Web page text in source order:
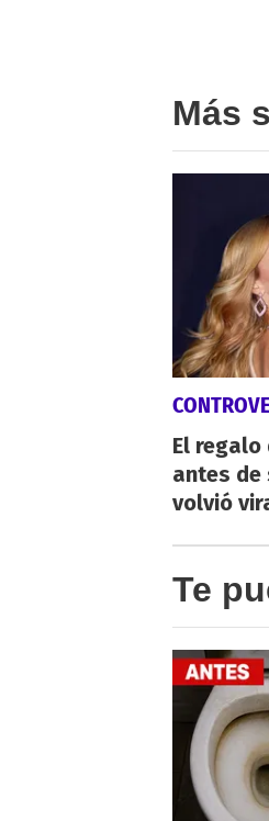
Más
El regalo
antes de
volvió
Te